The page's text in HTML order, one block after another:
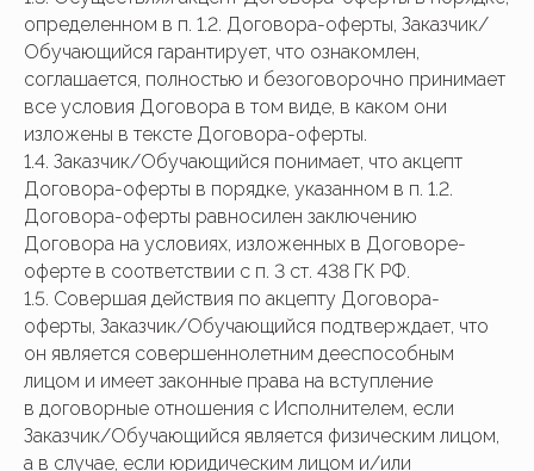
определенном в п. 1.2. Договора-оферты, Заказчик/
Обучающийся гарантирует, что ознакомлен,
соглашается, полностью и безоговорочно принимает
все условия Договора в том виде, в каком они
изложены в тексте Договора-оферты.
1.4. Заказчик/Обучающийся понимает, что акцепт
Договора-оферты в порядке, указанном в п. 1.2.
Договора-оферты равносилен заключению
Договора на условиях, изложенных в Договоре-
оферте в соответствии с п. 3 ст. 438 ГК РФ.
1.5. Совершая действия по акцепту Договора-
оферты, Заказчик/Обучающийся подтверждает, что
он является совершеннолетним дееспособным
лицом и имеет законные права на вступление
в договорные отношения с Исполнителем, если
Заказчик/Обучающийся является физическим лицом,
а в случае, если юридическим лицом и/или